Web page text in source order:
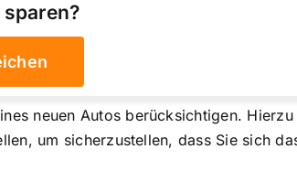
neuen Autos berücksichtigen.
um sicherzustellen, dass Sie sich